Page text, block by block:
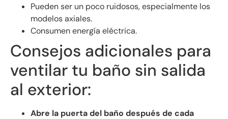
Pueden ser un poco ruidosos, especialmente los
modelos axiales.
Consumen energía eléctrica.
Consejos adicionales para
ventilar tu baño sin salida
al exterior:
Abre la puerta del baño después de cada